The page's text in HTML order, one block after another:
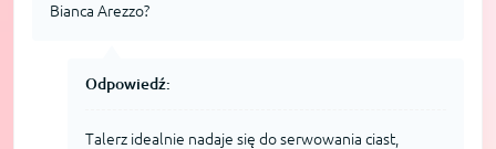
Bianca Arezzo?
Odpowiedź:
Talerz idealnie nadaje się do serwowania ciast,